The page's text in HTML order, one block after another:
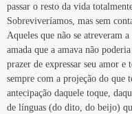
passar o resto da vida
Sobreviveríamos, mas sem
Aqueles que não se atreveram a
amada que a amava não
prazer de expressar seu amor e
sempre com a projeção do que
antecipação daquele toque,
de línguas (do dito, do beijo)